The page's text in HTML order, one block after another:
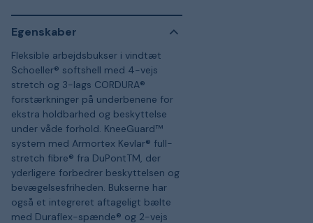
Egenskaber
Fleksible arbejdsbukser i vindtæt
Schoeller® softshell med 4-vejs
stretch og 3-lags CORDURA®
forstærkninger på underbenene for
ekstra holdbarhed og beskyttelse
under våde forhold. KneeGuard™
system med Armortex Kevlar® full-
stretch fibre® fra DuPontTM, der
yderligere forbedrer beskyttelsen og
bevægelsesfriheden. Bukserne har
også et integreret aftageligt bælte
med Duraflex-spænde® og 2-vejs